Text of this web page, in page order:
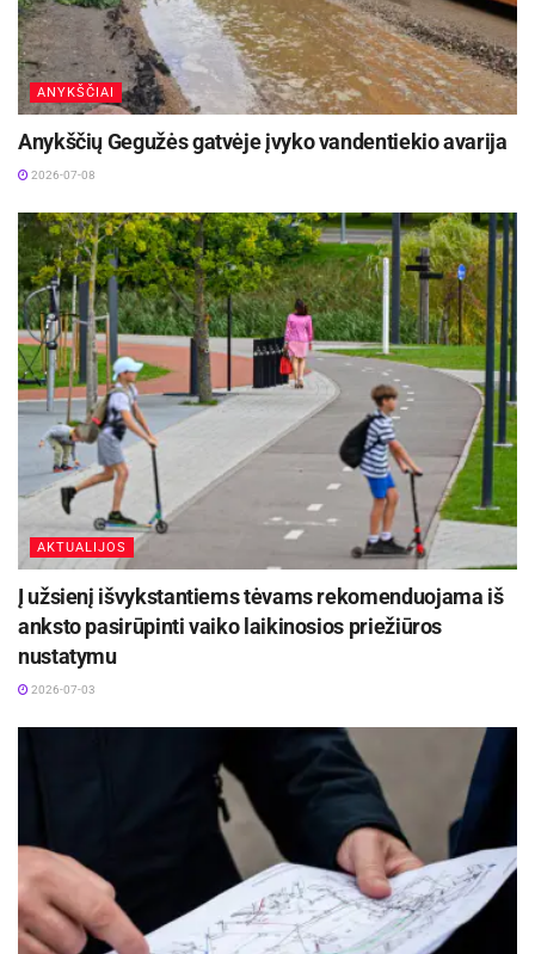
ANYKŠČIAI
Anykščių Gegužės gatvėje įvyko vandentiekio avarija
2026-07-08
AKTUALIJOS
Į užsienį išvykstantiems tėvams rekomenduojama iš
anksto pasirūpinti vaiko laikinosios priežiūros
nustatymu
2026-07-03